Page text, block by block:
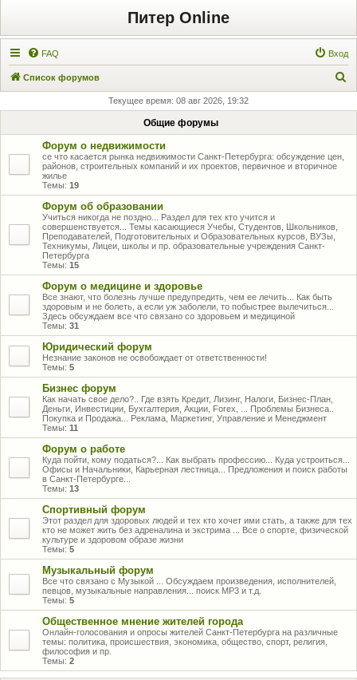
Питер Online
FAQ Вход
Список форумов
с
Текущее время: 08 авг 2026, 19:32
Общие форумы
Форум о недвижимости
се что касается рынка недвижимости Санкт-Петербурга: обсуждение цен,
районов, строительных компаний и их проектов, первичное и вторичное
жилье
Темы: 19
Форум об образовании
Учиться никогда не поздно... Раздел для тех кто учится и
совершенствуется... Темы касающиеся Учебы, Студентов, Школьников,
Преподавателей, Подготовительных и Образовательных курсов, ВУЗы,
Техникумы, Лицеи, школы и пр. образовательные учреждения Санкт-
Петербурга
Темы: 15
Форум о медицине и здоровье
Все знают, что болезнь лучше предупредить, чем ее лечить... Как быть
здоровым и не болеть, а если уж заболели, то побыстрее вылечиться...
Здесь обсуждаем все что связано со здоровьем и медициной
Темы: 31
Юридический форум
Незнание законов не освобождает от ответственности!
Темы: 5
Бизнес форум
Как начать свое дело?.. Где взять Кредит, Лизинг, Налоги, Бизнес-План,
Деньги, Инвестиции, Бухгалтерия, Акции, Forex, ... Проблемы Бизнеса..
Покупка и Продажа... Реклама, Маркетинг, Управление и Менеджмент
Темы: 11
Форум о работе
Куда пойти, кому податься?... Как выбрать профессию... Куда устроиться...
Офисы и Начальники, Карьерная лестница... Предложения и поиск работы
в Санкт-Петербурге...
Темы: 13
Спортивный форум
Этот раздел для здоровых людей и тех кто хочет ими стать, а также для тех
кто не может жить без адреналина и экстрима ... Все о спорте, физической
культуре и здоровом образе жизни
Темы: 5
Музыкальный форум
Все что связано с Музыкой ... Обсуждаем произведения, исполнителей,
певцов, музыкальные направления... поиск MP3 и т.д.
Темы: 5
Общественное мнение жителей города
Онлайн-голосования и опросы жителей Санкт-Петербурга на различные
темы: политика, происшествия, экономика, общество, спорт, религия,
философия и пр.
Темы: 2